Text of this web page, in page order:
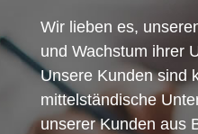
Wir lieben es,
und Wachstum ihrer
Unsere Kunden sind
mittelständische
unserer Kunden aus